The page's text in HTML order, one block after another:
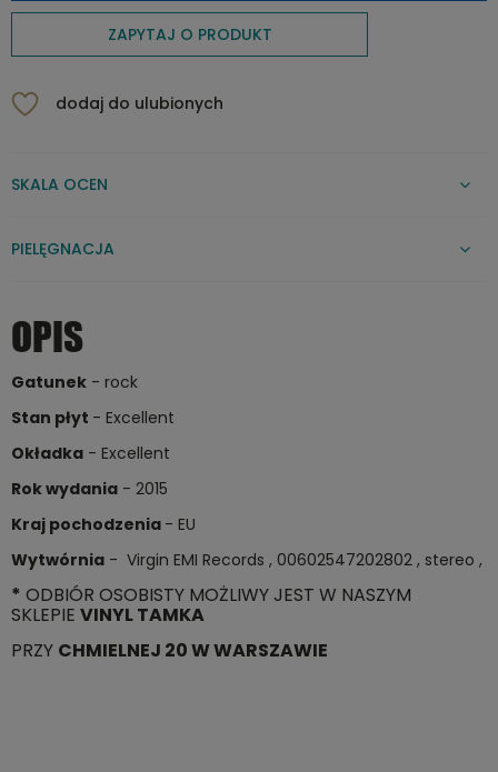
ZAPYTAJ O PRODUKT
dodaj do ulubionych
SKALA OCEN
PIELĘGNACJA
OPIS
Gatunek - rock
Stan płyt - Excellent
Okładka - Excellent
Rok wydania - 2015
Kraj pochodzenia - EU
Wytwórnia - Virgin EMI Records , 00602547202802 , stereo ,
* ODBIÓR OSOBISTY MOŻLIWY JEST W NASZYM
SKLEPIE VINYL TAMKA
PRZY CHMIELNEJ 20 W WARSZAWIE